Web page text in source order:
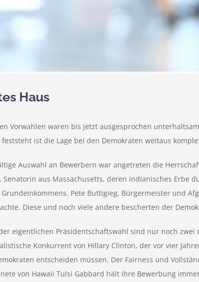
Haus
Vorwahlen waren bis jetzt ausgesprochen
ist die Lage bei den Demokraten weitaus
Auswahl an Bewerbern war angetreten die
Senatorin aus Massachusetts, deren indianisches Erbe
Pete Buttigieg, Bürgermeister und
Diese und noch viele andere bescherten der
eigentlichen Präsidentschaftswahl sind nur noch
Konkurrent von Hillary Clinton, der vor vier
entscheiden müssen. Der Fairness und
von Hawaii Tulsi Gabbard hält ihre Bewerbung